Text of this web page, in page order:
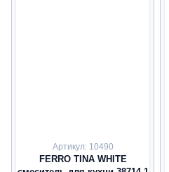
Артикул: 10490
FERRO TINA WHITE